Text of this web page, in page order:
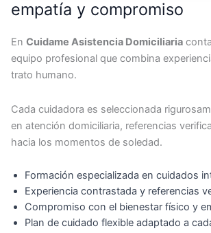
empatía y compromiso
En Cuidame Asistencia Domiciliaria
equipo profesional que combina
trato humano.
Cada cuidadora es seleccionada
en atención domiciliaria, referencias
hacia los momentos de soledad.
Formación especializada en cuidados
Experiencia contrastada y referencias
Compromiso con el bienestar físico y
Plan de cuidado flexible adaptado a